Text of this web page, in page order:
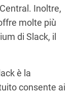
Inoltre,
molte più
di Slack, il
è la
consente ai